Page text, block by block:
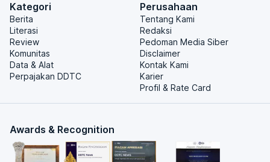
Kategori
Berita
Literasi
Review
Komunitas
Data & Alat
Perpajakan DDTC
Perusahaan
Tentang Kami
Redaksi
Pedoman Media Siber
Disclaimer
Kontak Kami
Karier
Profil & Rate Card
Awards & Recognition